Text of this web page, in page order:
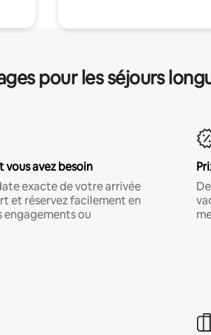
pour les séjours
avez besoin
exacte de votre arrivée
et réservez facilement en
engagements ou